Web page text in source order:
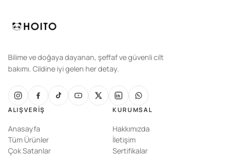
Bilime ve doğaya dayanan, şeffaf ve güvenli cilt
bakımı. Cildine iyi gelen her detay.
ALIŞVERIŞ
Anasayfa
Tüm Ürünler
Çok Satanlar
KURUMSAL
Hakkımızda
İletişim
Sertifikalar